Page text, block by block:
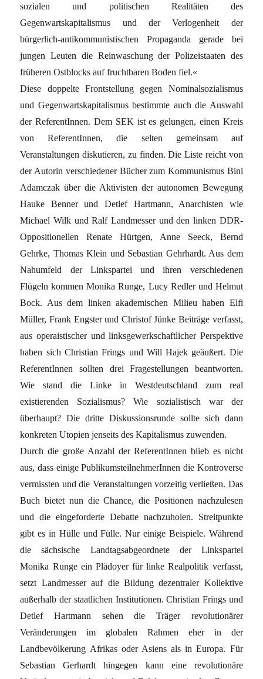
sozialen und politischen Realitäten des
Gegenwartskapitalismus und der Verlogenheit der
bürgerlich-antikommunistischen Propaganda gerade bei
jungen Leuten die Reinwaschung der Polizeistaaten des
früheren Ostblocks auf fruchtbaren Boden fiel.«
Diese doppelte Frontstellung gegen Nominalsozialismus
und Gegenwartskapitalismus bestimmte auch die Auswahl
der ReferentInnen. Dem SEK ist es gelungen, einen Kreis
von ReferentInnen, die selten gemeinsam auf
Veranstaltungen diskutieren, zu finden. Die Liste reicht von
der Autorin verschiedener Bücher zum Kommunismus Bini
Adamczak über die Aktivisten der autonomen Bewegung
Hauke Benner und Detlef Hartmann, Anarchisten wie
Michael Wilk und Ralf Landmesser und den linken DDR-
Oppositionellen Renate Hürtgen, Anne Seeck, Bernd
Gehrke, Thomas Klein und Sebastian Gehrhardt. Aus dem
Nahumfeld der Linkspartei und ihren verschiedenen
Flügeln kommen Monika Runge, Lucy Redler und Helmut
Bock. Aus dem linken akademischen Milieu haben Elfi
Müller, Frank Engster und Christof Jünke Beiträge verfasst,
aus operaistischer und linksgewerkschaftlicher Perspektive
haben sich Christian Frings und Will Hajek geäußert. Die
ReferentInnen sollten drei Fragestellungen beantworten.
Wie stand die Linke in Westdeutschland zum real
existierenden Sozialismus? Wie sozialistisch war der
überhaupt? Die dritte Diskussionsrunde sollte sich dann
konkreten Utopien jenseits des Kapitalismus zuwenden.
Durch die große Anzahl der ReferentInnen blieb es nicht
aus, dass einige PublikumsteilnehmerInnen die Kontroverse
vermissten und die Veranstaltungen vorzeitig verließen. Das
Buch bietet nun die Chance, die Positionen nachzulesen
und die eingeforderte Debatte nachzuholen. Streitpunkte
gibt es in Hülle und Fülle. Nur einige Beispiele. Während
die sächsische Landtagsabgeordnete der Linkspartei
Monika Runge ein Plädoyer für linke Realpolitik verfasst,
setzt Landmesser auf die Bildung dezentraler Kollektive
außerhalb der staatlichen Institutionen. Christian Frings und
Detlef Hartmann sehen die Träger revolutionärer
Veränderungen im globalen Rahmen eher in der
Landbevölkerung Afrikas oder Asiens als in Europa. Für
Sebastian Gerhardt hingegen kann eine revolutionäre